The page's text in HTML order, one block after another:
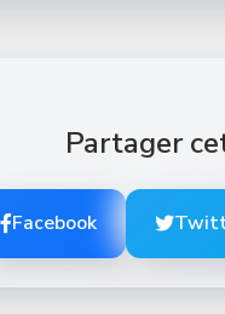
Partager
Facebook